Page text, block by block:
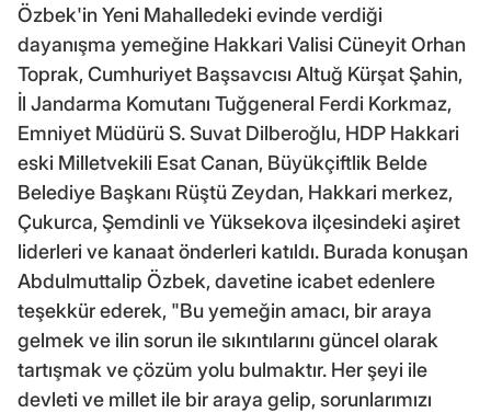
Özbek'in Yeni Mahalledeki evinde verdiği
dayanışma yemeğine Hakkari Valisi Cüneyit Orhan
Toprak, Cumhuriyet Başsavcısı Altuğ Kürşat Şahin,
İl Jandarma Komutanı Tuğgeneral Ferdi Korkmaz,
Emniyet Müdürü S. Suvat Dilberoğlu, HDP Hakkari
eski Milletvekili Esat Canan, Büyükçiftlik Belde
Belediye Başkanı Rüştü Zeydan, Hakkari merkez,
Çukurca, Şemdinli ve Yüksekova ilçesindeki aşiret
liderleri ve kanaat önderleri katıldı. Burada konuşan
Abdulmuttalip Özbek, davetine icabet edenlere
teşekkür ederek, "Bu yemeğin amacı, bir araya
gelmek ve ilin sorun ile sıkıntılarını güncel olarak
tartışmak ve çözüm yolu bulmaktır. Her şeyi ile
devleti ve millet ile bir araya gelip, sorunlarımızı